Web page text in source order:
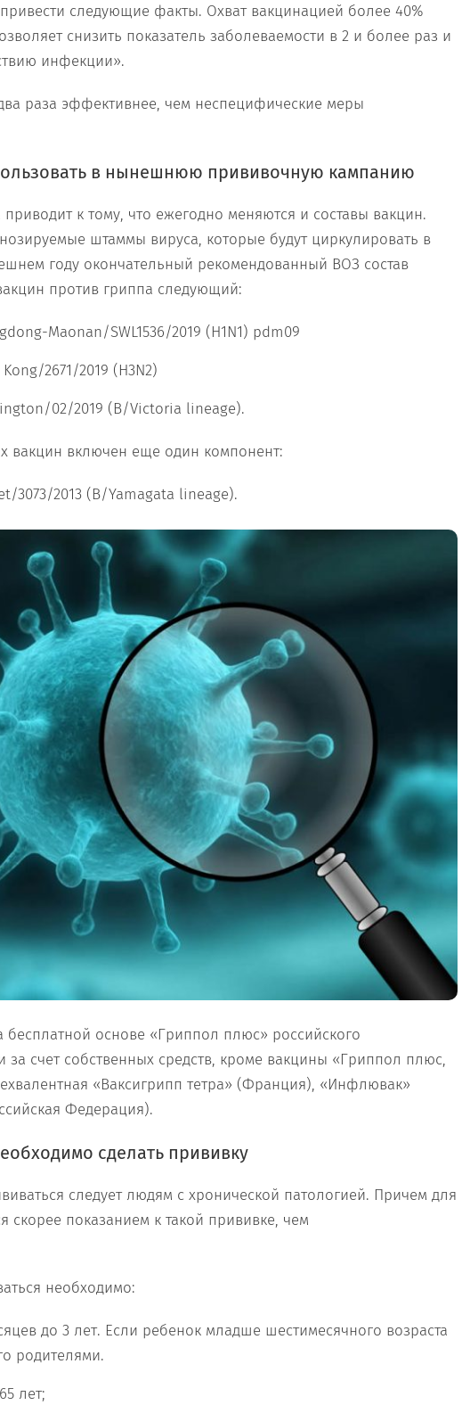
следующие факты. Охват вакцинацией более 40%
снизить показатель заболеваемости в 2 и более раз и
инфекции».
раза эффективнее, чем неспецифические меры
в нынешнюю прививочную кампанию
к тому, что ежегодно меняются и составы вакцин.
штаммы вируса, которые будут циркулировать в
году окончательный рекомендованный ВОЗ состав
против гриппа следующий:
Maonan/SWL1536/2019 (H1N1) pdm09
2671/2019 (H3N2)
02/2019 (B/Victoria lineage).
вакцин включен еще один компонент:
3073/2013 (B/Yamagata lineage).
бесплатной основе «Гриппол плюс» российского
за счет собственных средств, кроме вакцины «Гриппол плюс,
«Ваксигрипп тетра» (Франция), «Инфлювак»
Федерация).
сделать прививку
следует людям с хронической патологией. Причем для
скорее показанием к такой прививке, чем
необходимо:
до 3 лет. Если ребенок младше шестимесячного возраста
родителями.
лет;